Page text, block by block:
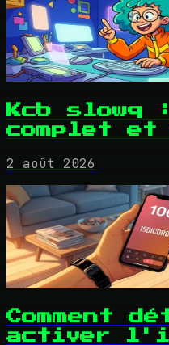
Kcb slowq
complet
2 août 2026
Comment
activer